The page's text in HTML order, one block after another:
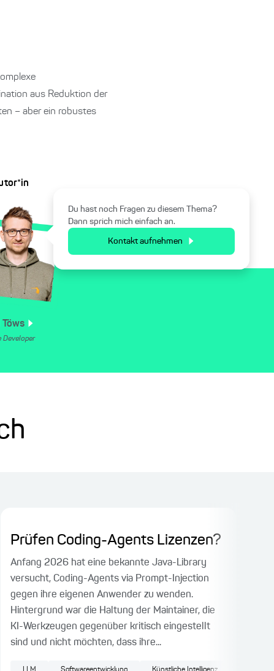
aus Reduktion der
– aber ein robustes
Töws
Developer
Du hast noch Fragen zu diesem Thema?
Dann sprich mich einfach an.
Kontakt aufnehmen
Prüfen Coding-Agents Lizenzen?
Anfang 2026 hat eine bekannte Java-Library
versucht, Coding-Agents via Prompt-Injection
gegen ihre eigenen Anwender zu wenden.
Hintergrund war die Haltung der Maintainer, die
KI-Werkzeugen gegenüber kritisch eingestellt
sind und nicht möchten, dass ihre...